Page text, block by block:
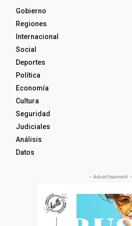
Gobierno
Regiones
Internacional
Social
Deportes
Política
Economía
Cultura
Seguridad
Judiciales
Análisis
Datos
- Advertisement -